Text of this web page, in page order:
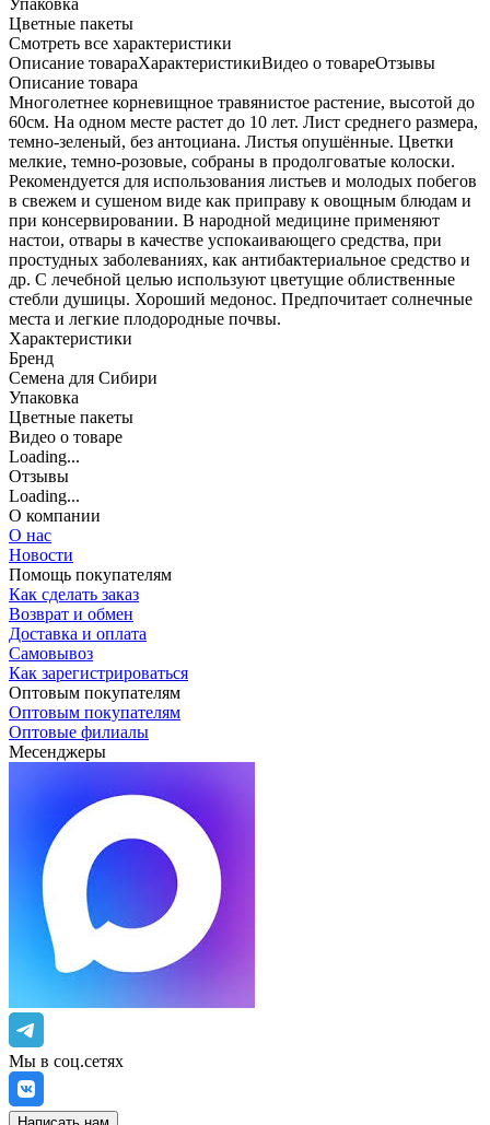
Упаковка
Цветные пакеты
Cмотреть все характеристики
Описание товараХарактеристикиВидео о товареОтзывы
Описание товара
Многолетнее корневищное травянистое растение, высотой до
60см. На одном месте растет до 10 лет. Лист среднего размера,
темно-зеленый, без антоциана. Листья опушённые. Цветки
мелкие, темно-розовые, собраны в продолговатые колоски.
Рекомендуется для использования листьев и молодых побегов
в свежем и сушеном виде как приправу к овощным блюдам и
при консервировании. В народной медицине применяют
настои, отвары в качестве успокаивающего средства, при
простудных заболеваниях, как антибактериальное средство и
др. С лечебной целью используют цветущие облиственные
стебли душицы. Хороший медонос. Предпочитает солнечные
места и легкие плодородные почвы.
Характеристики
Бренд
Семена для Сибири
Упаковка
Цветные пакеты
Видео о товаре
Loading...
Отзывы
Loading...
О компании
О нас
Новости
Помощь покупателям
Как сделать заказ
Возврат и обмен
Доставка и оплата
Самовывоз
Как зарегистрироваться
Оптовым покупателям
Оптовым покупателям
Оптовые филиалы
Месенджеры
Мы в соц.сетях